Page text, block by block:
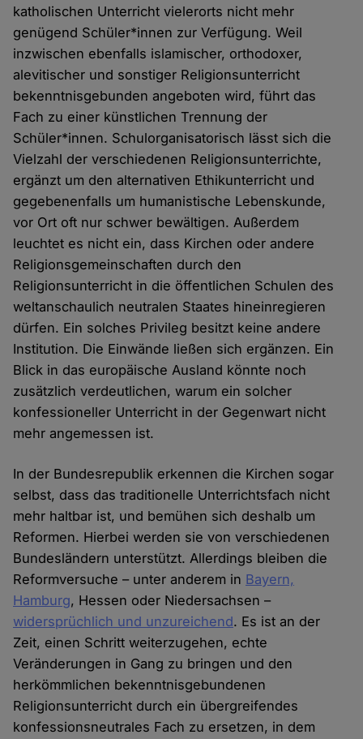
katholischen Unterricht vielerorts nicht mehr
genügend Schüler*innen zur Verfügung. Weil
inzwischen ebenfalls islamischer, orthodoxer,
alevitischer und sonstiger Religionsunterricht
bekenntnisgebunden angeboten wird, führt das
Fach zu einer künstlichen Trennung der
Schüler*innen. Schulorganisatorisch lässt sich die
Vielzahl der verschiedenen Religionsunterrichte,
ergänzt um den alternativen Ethikunterricht und
gegebenenfalls um humanistische Lebenskunde,
vor Ort oft nur schwer bewältigen. Außerdem
leuchtet es nicht ein, dass Kirchen oder andere
Religionsgemeinschaften durch den
Religionsunterricht in die öffentlichen Schulen des
weltanschaulich neutralen Staates hineinregieren
dürfen. Ein solches Privileg besitzt keine andere
Institution. Die Einwände ließen sich ergänzen. Ein
Blick in das europäische Ausland könnte noch
zusätzlich verdeutlichen, warum ein solcher
konfessioneller Unterricht in der Gegenwart nicht
mehr angemessen ist.
In der Bundesrepublik erkennen die Kirchen sogar
selbst, dass das traditionelle Unterrichtsfach nicht
mehr haltbar ist, und bemühen sich deshalb um
Reformen. Hierbei werden sie von verschiedenen
Bundesländern unterstützt. Allerdings bleiben die
Reformversuche – unter anderem in Bayern,
Hamburg, Hessen oder Niedersachsen –
widersprüchlich und unzureichend. Es ist an der
Zeit, einen Schritt weiterzugehen, echte
Veränderungen in Gang zu bringen und den
herkömmlichen bekenntnisgebundenen
Religionsunterricht durch ein übergreifendes
konfessionsneutrales Fach zu ersetzen, in dem